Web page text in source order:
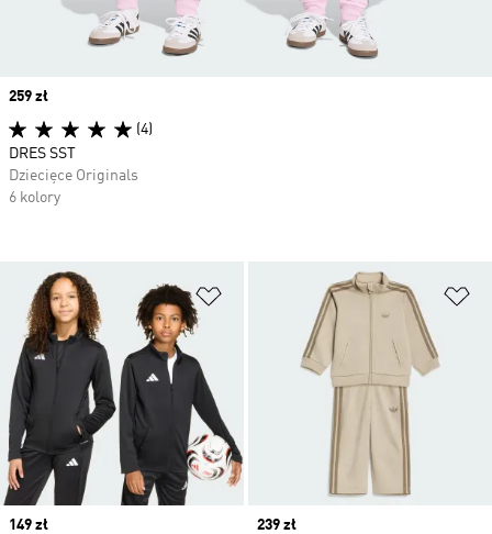
Dodaj do listy życzeń
Price
149 zł
Price
239 zł
Price
259 zł
(4)
DRES SST
Dziecięce Originals
6 kolory